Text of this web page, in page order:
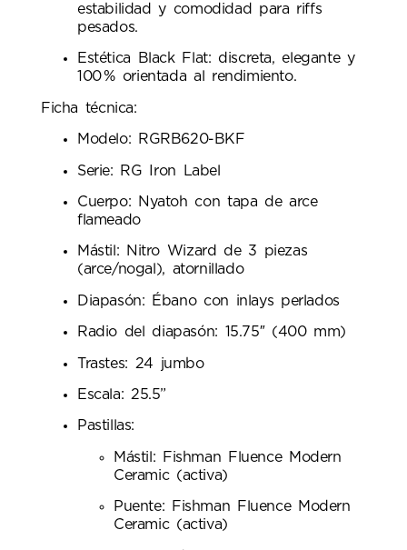
estabilidad y comodidad para riffs
pesados.
Estética Black Flat: discreta, elegante y
100 % orientada al rendimiento.
Ficha técnica:
Modelo: RGRB620-BKF
Serie: RG Iron Label
Cuerpo: Nyatoh con tapa de arce
flameado
Mástil: Nitro Wizard de 3 piezas
(arce/nogal), atornillado
Diapasón: Ébano con inlays perlados
Radio del diapasón: 15.75″ (400 mm)
Trastes: 24 jumbo
Escala: 25.5”
Pastillas:
Mástil: Fishman Fluence Modern
Ceramic (activa)
Puente: Fishman Fluence Modern
Ceramic (activa)